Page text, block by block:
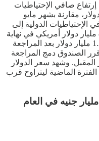
صافي الإحتياطيات
2025 نحو 18 مليون دولار، مقارنة بشهر مايو
الدولية إلى
48.7 مليار دولار في يونيو، مقابل 48.52 مليار دولار أمريكي في نهاية
مايو 2025. وتسلمت مصر في مارس 1.2 مليار دولار بعد المراجعة
قرر الصندوق دمج المراجعة
وشهد سعر الدولار
الماضية ليتراوح قرب
القلعة تستهدف سداد ديون بـ30 مليار جنيه في العام